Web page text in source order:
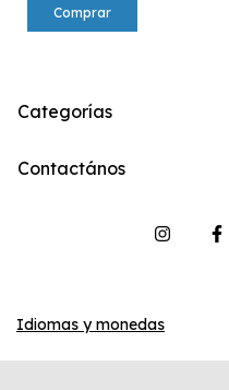
Comprar
Categorías
Contactános
Idiomas y monedas